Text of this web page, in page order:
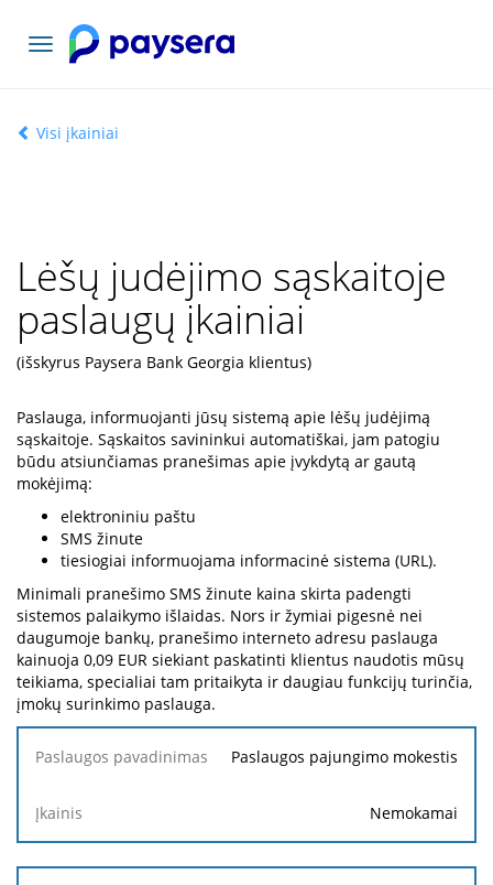
Toggle
navigation
Visi įkainiai
Lėšų judėjimo sąskaitoje
paslaugų įkainiai
(išskyrus Paysera Bank Georgia klientus)
Paslauga, informuojanti jūsų sistemą apie lėšų judėjimą
sąskaitoje. Sąskaitos savininkui automatiškai, jam patogiu
būdu atsiunčiamas pranešimas apie įvykdytą ar gautą
mokėjimą:
elektroniniu paštu
SMS žinute
tiesiogiai informuojama informacinė sistema (URL).
Minimali pranešimo SMS žinute kaina skirta padengti
sistemos palaikymo išlaidas. Nors ir žymiai pigesnė nei
daugumoje bankų, pranešimo interneto adresu paslauga
kainuoja 0,09 EUR siekiant paskatinti klientus naudotis mūsų
teikiama, specialiai tam pritaikyta ir daugiau funkcijų turinčia,
įmokų surinkimo paslauga.
Paslaugos
Paslaugos pajungimo mokestis
Nemokamai